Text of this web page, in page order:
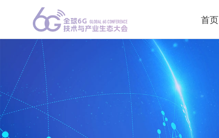
首页